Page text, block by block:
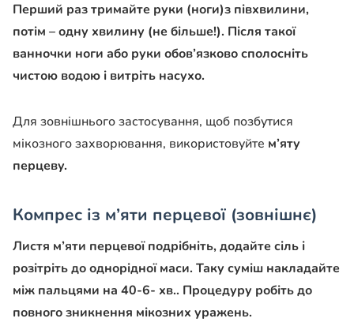
Перший раз тримайте руки (ноги)з півхвилини,
потім – одну хвилину (не більше!). Після такої
ванночки ноги або руки обов’язково сполосніть
чистою водою і витріть насухо.
Для зовнішнього застосування, щоб позбутися
мікозного захворювання, використовуйте м’яту
перцеву.
Компрес із м’яти перцевої (зовнішнє)
Листя м’яти перцевої подрібніть, додайте сіль і
розітріть до однорідної маси. Таку суміш накладайте
між пальцями на 40-6- хв.. Процедуру робіть до
повного зникнення мікозних уражень.